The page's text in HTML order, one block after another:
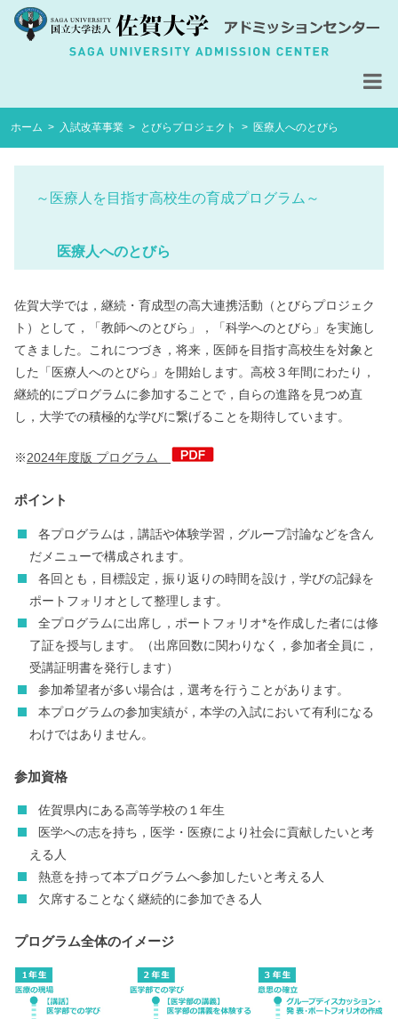
ホーム > 入試改革事業 > とびらプロジェクト > 医療人へのとびら
～医療人を目指す高校生の育成プログラム～
医療人へのとびら
佐賀大学では，継続・育成型の高大連携活動（とびらプロジェク
ト）として，「教師へのとびら」，「科学へのとびら」を実施し
てきました。これにつづき，将来，医師を目指す高校生を対象と
した「医療人へのとびら」を開始します。高校３年間にわたり，
継続的にプログラムに参加することで，自らの進路を見つめ直
し，大学での積極的な学びに繋げることを期待しています。
※2024年度版 プログラム
ポイント
各プログラムは，講話や体験学習，グループ討論などを含ん
だメニューで構成されます。
各回とも，目標設定，振り返りの時間を設け，学びの記録を
ポートフォリオとして整理します。
全プログラムに出席し，ポートフォリオ*を作成した者には修
了証を授与します。（出席回数に関わりなく，参加者全員に，
受講証明書を発行します）
参加希望者が多い場合は，選考を行うことがあります。
本プログラムの参加実績が，本学の入試において有利になる
わけではありません。
参加資格
佐賀県内にある高等学校の１年生
医学への志を持ち，医学・医療により社会に貢献したいと考
える人
熱意を持って本プログラムへ参加したいと考える人
欠席することなく継続的に参加できる人
プログラム全体のイメージ